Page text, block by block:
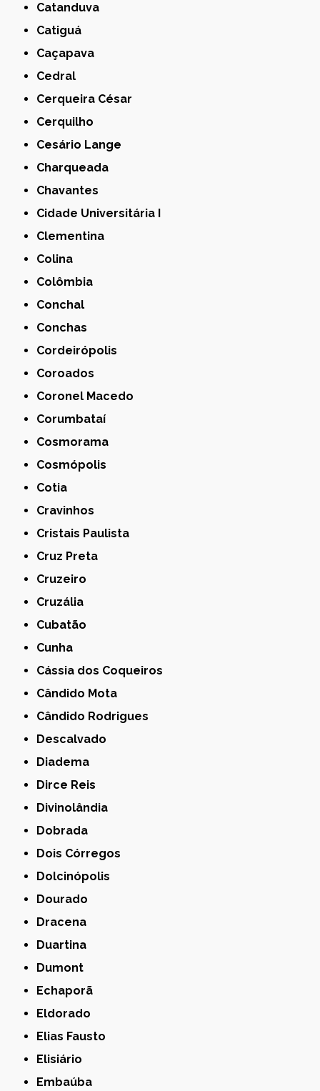
Catanduva
Catiguá
Caçapava
Cedral
Cerqueira César
Cerquilho
Cesário Lange
Charqueada
Chavantes
Cidade Universitária I
Clementina
Colina
Colômbia
Conchal
Conchas
Cordeirópolis
Coroados
Coronel Macedo
Corumbataí
Cosmorama
Cosmópolis
Cotia
Cravinhos
Cristais Paulista
Cruz Preta
Cruzeiro
Cruzália
Cubatão
Cunha
Cássia dos Coqueiros
Cândido Mota
Cândido Rodrigues
Descalvado
Diadema
Dirce Reis
Divinolândia
Dobrada
Dois Córregos
Dolcinópolis
Dourado
Dracena
Duartina
Dumont
Echaporã
Eldorado
Elias Fausto
Elisiário
Embaúba